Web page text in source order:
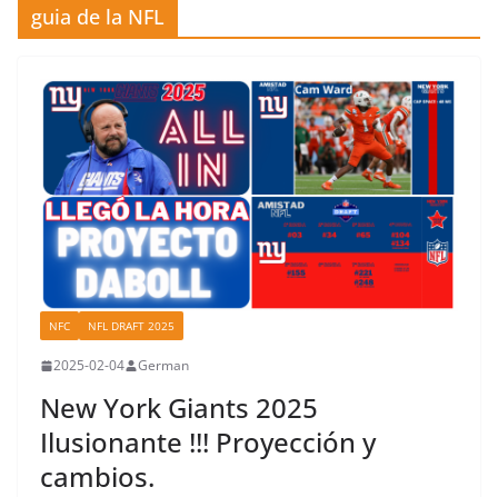
guia de la NFL
NFC NFL DRAFT 2025
2025-02-04 German
New York Giants 2025
Ilusionante !!! Proyección y
cambios.